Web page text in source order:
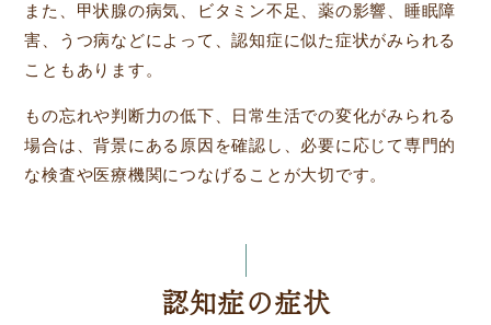
また、甲状腺の病気、ビタミン不足、薬の影響、睡眠障
害、うつ病などによって、認知症に似た症状がみられる
こともあります。
もの忘れや判断力の低下、日常生活での変化がみられる
場合は、背景にある原因を確認し、必要に応じて専門的
な検査や医療機関につなげることが大切です。
認知症の症状